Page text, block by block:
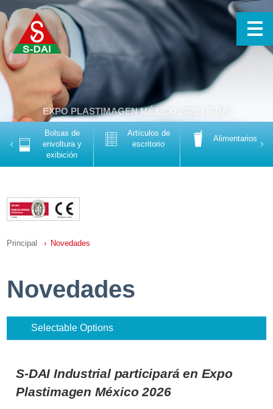
EXPO PLASTIMAGEN MÉXICO 2026
Previous
Bolsas de
envoltura y
exibición
Artículos de
escritorio
Alimentarios
Principal Novedades
Novedades
Selectable Options
S-DAI Industrial participará en Expo
Plastimagen México 2026